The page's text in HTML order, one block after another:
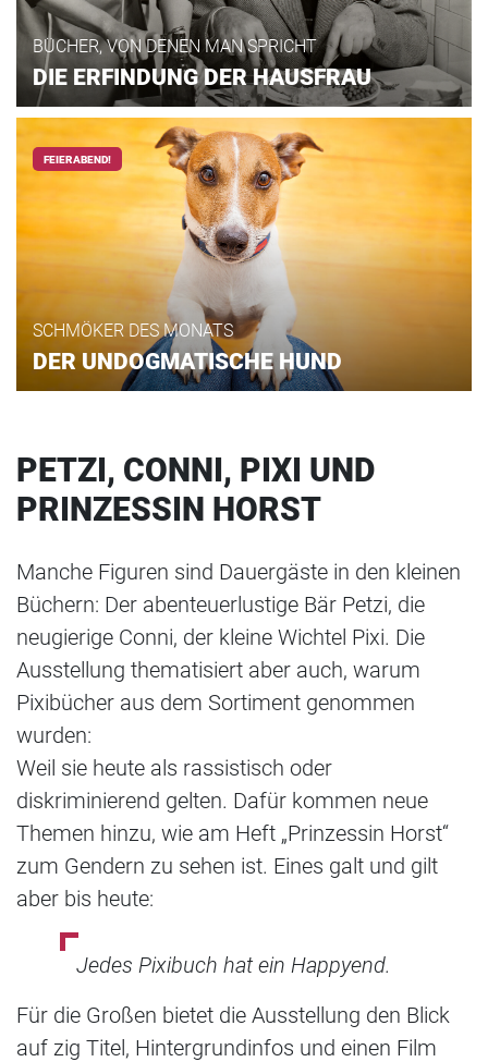
BÜCHER, VON DENEN MAN SPRICHT
DIE ERFINDUNG DER HAUSFRAU
FEIERABEND!
SCHMÖKER DES MONATS
DER UNDOGMATISCHE HUND
PETZI, CONNI, PIXI UND
PRINZESSIN HORST
Manche Figuren sind Dauergäste in den kleinen
Büchern: Der abenteuerlustige Bär Petzi, die
neugierige Conni, der kleine Wichtel Pixi. Die
Ausstellung thematisiert aber auch, warum
Pixibücher aus dem Sortiment genommen
wurden:
Weil sie heute als rassistisch oder
diskriminierend gelten. Dafür kommen neue
Themen hinzu, wie am Heft „Prinzessin Horst“
zum Gendern zu sehen ist. Eines galt und gilt
aber bis heute:
Jedes Pixibuch hat ein Happyend.
Für die Großen bietet die Ausstellung den Blick
auf zig Titel, Hintergrundinfos und einen Film